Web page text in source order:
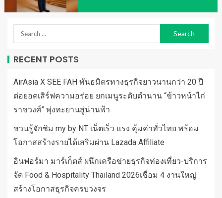
RECENT POSTS
AirAsia X SEE FAH พันธมิตรทางธุรกิจยาวนานกว่า 20 ปี
ต่อยอดเสิร์ฟความอร่อย ยกเมนูระดับตำนาน “ข้าวหน้าไก่
ราชวงศ์” พุ่งทะยานสู่น่านฟ้า
ชวนรู้จักซิม my by NT เน็ตเร็ว แรง คุ้มค่าทั่วไทย พร้อม
โอกาสสร้างรายได้เสริมผ่าน Lazada Affiliate
อินฟอร์มา มาร์เก็ตส์ ผนึกเครือข่ายธุรกิจท่องเที่ยว-บริการ
จัด Food & Hospitality Thailand 2026เชื่อม 4 งานใหญ่
สร้างโอกาสธุรกิจครบวงจร